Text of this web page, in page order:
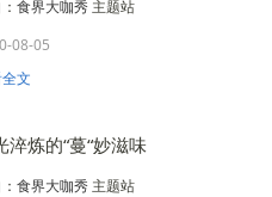
食界大咖秀 主题站
08-05
文
淬炼的“蔓“妙滋味
食界大咖秀 主题站